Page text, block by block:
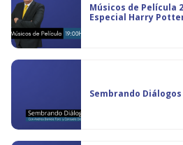
Músicos de Película
Especial Harry
Sembrando Diálogos